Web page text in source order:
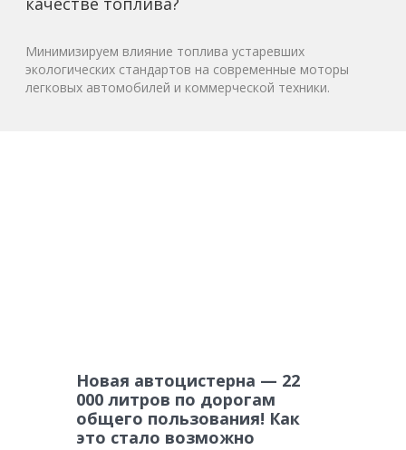
Минимизируем влияние топлива устаревших
экологических стандартов на современные моторы
легковых автомобилей и коммерческой техники.
Новая автоцистерна — 22
000 литров по дорогам
общего пользования! Как
это стало возможно